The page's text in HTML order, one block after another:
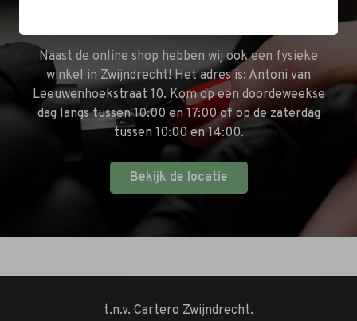
Naast de online shop hebben wij ook een fysieke
winkel in Zwijndrecht! Het adres is: Antoni van
Leeuwenhoekstraat 10. Kom op een doordeweekse
dag langs tussen 10:00 en 17:00 of op de zaterdag
tussen 10:00 en 14:00.
Bekijk de locatie
t.n.v. Cartero Zwijndrecht.